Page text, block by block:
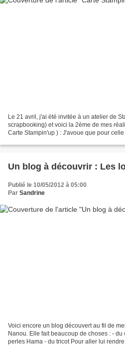
Le 21 avril, j'ai été invitée à un atelier de
scrapbooking) et voici la 2ème de mes
Carte Stampin'up ) : J'avoue que pour
Un blog à découvrir : Les
Publié le 10/05/2012 à 05:00
Par Sandrine
Voici encore un blog découvert au fil de
Nanou. Elle fait beaucoup de choses : -
perles Hama - du tricot Pour aller lui